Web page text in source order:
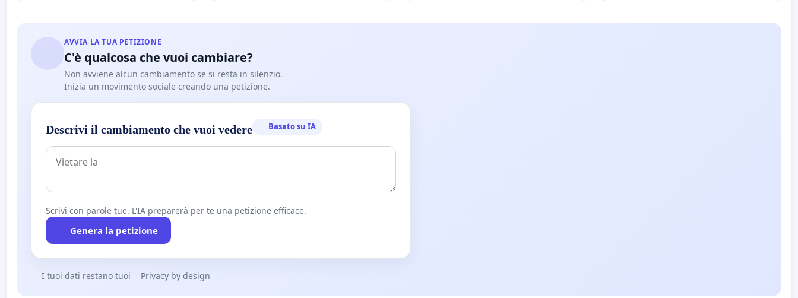
AVVIA LA TUA PETIZIONE
C'è qualcosa che vuoi cambiare?
Non avviene alcun cambiamento se si resta in silenzio.
Inizia un movimento sociale creando una petizione.
Descrivi il cambiamento che vuoi vedere Basato su IA
Scrivi con parole tue. L'IA preparerà per te una petizione efficace.
Genera la petizione
I tuoi dati restano tuoi Privacy by design